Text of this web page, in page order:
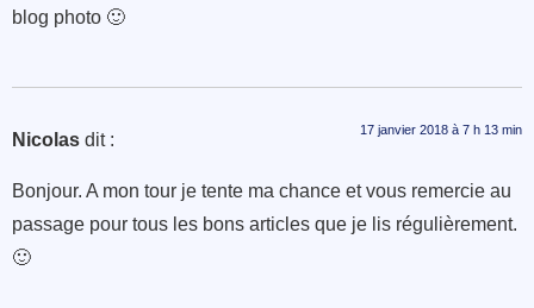
blog photo 🙂
Nicolas dit : 17 janvier 2018 à 7 h 13 min
Bonjour. A mon tour je tente ma chance et vous remercie au
passage pour tous les bons articles que je lis régulièrement.
🙂